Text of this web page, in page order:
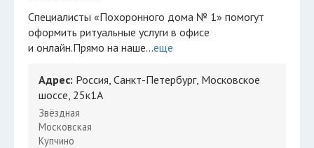
Специалисты «Похоронного дома № 1» помогут
оформить ритуальные услуги в офисе
и онлайн.Прямо на наше...еще
Адрес: Россия, Санкт-Петербург, Московское
шоссе, 25к1А
Звёздная
Московская
Купчино